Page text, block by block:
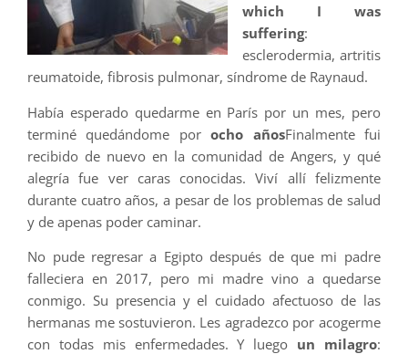
which I was
suffering:
esclerodermia, artritis
reumatoide, fibrosis pulmonar, síndrome de Raynaud.
Había esperado quedarme en París por un mes, pero
terminé quedándome porocho añosFinalmente fui
recibido de nuevo en la comunidad de Angers, y qué
alegría fue ver caras conocidas. Viví allí felizmente
durante cuatro años, a pesar de los problemas de salud
y de apenas poder caminar.
No pude regresar a Egipto después de que mi padre
falleciera en 2017, pero mi madre vino a quedarse
conmigo. Su presencia y el cuidado afectuoso de las
hermanas me sostuvieron. Les agradezco por acogerme
con todas mis enfermedades. Y luego un milagro: